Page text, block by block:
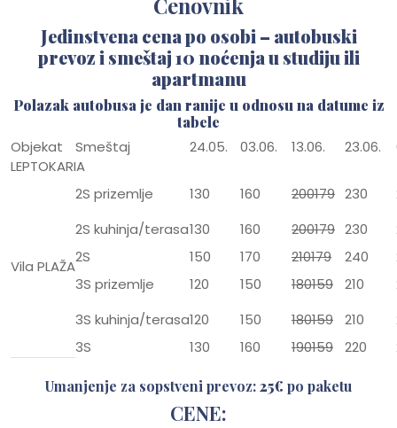
Cenovnik
Jedinstvena cena po osobi – autobuski
prevoz i smeštaj 10 noćenja u studiju ili
apartmanu
Polazak autobusa je dan ranije u odnosu na datume iz
tabele
Objekat
Smeštaj 24.05. 03.06. 13.06. 23.06.
LEPTOKARIA
Vila PLAŽA
2S prizemlje 130 160 200179 230
2S kuhinja/terasa130 160 200179 230
2S
150 170 210179 240
3S prizemlje 120 150 180159 210
3S kuhinja/terasa120 150 180159 210
3S
130 160 190159 220
Umanjenje za sopstveni prevoz:25€ po paketu
CENE: